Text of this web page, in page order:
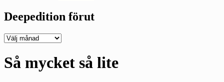
Deepedition förut
Deepedition
Så mycket så lite